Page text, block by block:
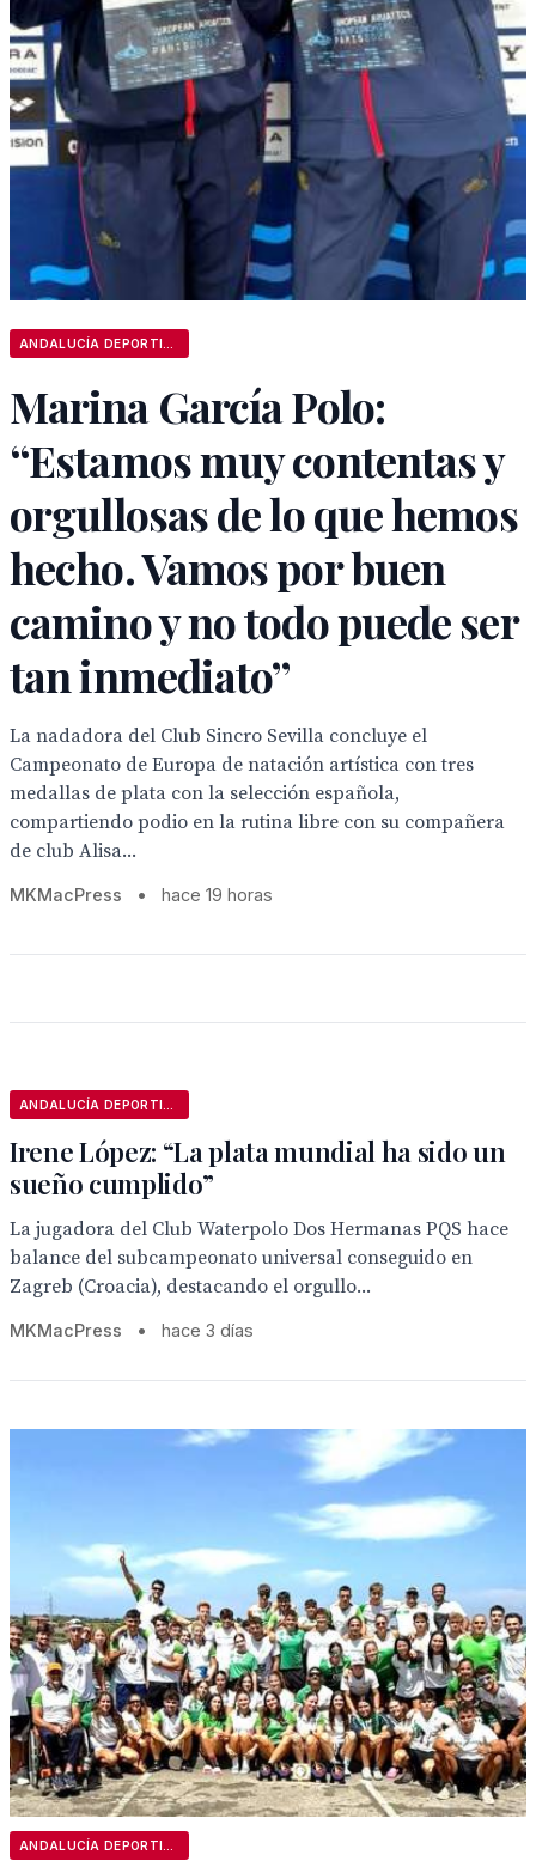
Marina García Polo:
“Estamos muy contentas y
orgullosas de lo que hemos
hecho. Vamos por buen
camino y no todo puede ser
tan inmediato”
La nadadora del Club Sincro Sevilla concluye el
Campeonato de Europa de natación artística con tres
medallas de plata con la selección española,
compartiendo podio en la rutina libre con su compañera
de club Alisa...
MKMacPress • hace 19 horas
Irene López: “La plata mundial ha sido un
sueño cumplido”
La jugadora del Club Waterpolo Dos Hermanas PQS hace
balance del subcampeonato universal conseguido en
Zagreb (Croacia), destacando el orgullo...
MKMacPress • hace 3 días